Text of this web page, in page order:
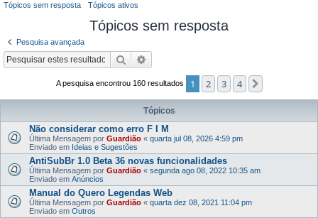
r
Tópicos sem resposta Tópicos ativos
Tópicos sem resposta
Pesquisa avançada
Pesquisar
A pesquisa encontrou 160 resultados 1 2 3 4
Tópicos
Não considerar como erro F I M
Última Mensagem por Guardião « quarta jul 08, 2026 4:59 pm
Enviado em Ideias e Sugestões
AntiSubBr 1.0 Beta 36 novas funcionalidades
Última Mensagem por Guardião « segunda ago 08, 2022 10:35 am
Enviado em Anúncios
Manual do Quero Legendas Web
Última Mensagem por Guardião « quarta dez 08, 2021 11:04 pm
Enviado em Outros